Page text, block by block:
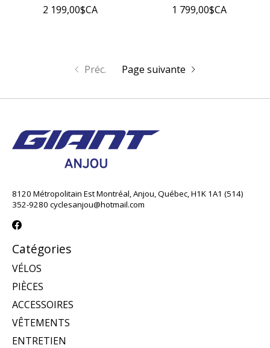
2 199,00$CA
1 799,00$CA
Préc. Page suivante
8120 Métropolitain Est Montréal, Anjou, Québec, H1K 1A1 (514)
352-9280 cyclesanjou@hotmail.com
Catégories
VÉLOS
PIÈCES
ACCESSOIRES
VÊTEMENTS
ENTRETIEN